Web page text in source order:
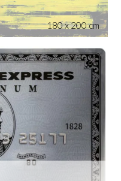
180 x 200 cm